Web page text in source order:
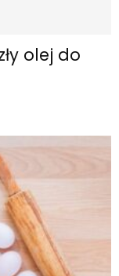
olej do